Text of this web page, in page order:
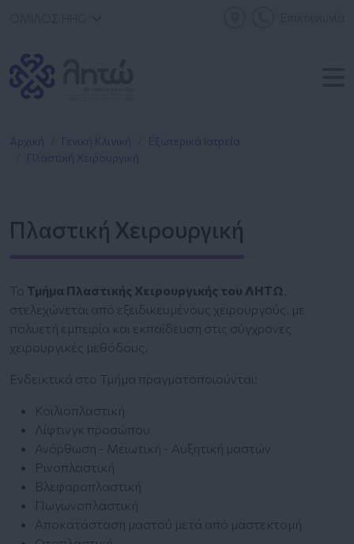
Αρχική Γενική Κλινική
Εξωτερικά Ιατρεία
Πλαστική Χειρουργική
Πλαστική Χειρουργική
Το Τμήμα Πλαστικής Χειρουργικής του ΛΗΤΩ,
στελεχώνεται από εξειδικευμένους χειρουργούς, με
πολυετή εμπειρία και εκπαίδευση στις σύγχρονες
χειρουργικές μεθόδους.
Ενδεικτικά στο Τμήμα πραγματοποιούνται:
Κοιλιοπλαστική
Λίφτινγκ προσώπου
Ανόρθωση - Μειωτική - Αυξητική μαστών
Ρινοπλαστική
Βλεφαροπλαστική
Πωγωνοπλαστική
Αποκατάσταση μαστού μετά από μαστεκτομή